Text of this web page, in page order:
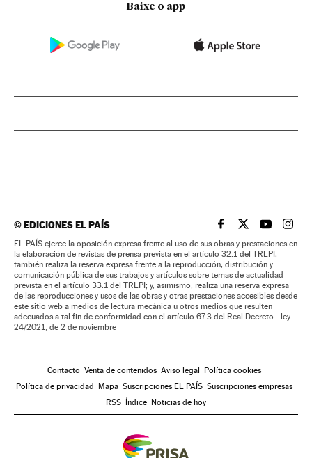
Baixe o app
©EDICIONES EL PAÍS EL PAÍS BRASIL EN
EL PAÍSEL PAÍS
EL
EL PAÍS ejerce la oposición expresa frente al uso de sus obras y prestaciones en
la elaboración de revistas de prensa prevista en el artículo 32.1 del TRLPI;
también realiza la reserva expresa frente a la reproducción, distribución y
comunicación pública de sus trabajos y artículos sobre temas de actualidad
prevista en el artículo 33.1 del TRLPI; y, asimismo, realiza una reserva expresa
de las reproducciones y usos de las obras y otras prestaciones accesibles desde
este sitio web a medios de lectura mecánica u otros medios que resulten
adecuados a tal fin de conformidad con el artículo 67.3 del Real Decreto - ley
24/2021, de 2 de noviembre
Contacto Venta de contenidos Aviso legal
Política cookies
Política de privacidad
Mapa Suscripciones EL PAÍS Suscripciones empresas
RSS
Índice Noticias de hoy